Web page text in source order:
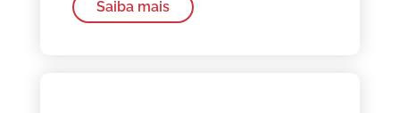
Saiba mais